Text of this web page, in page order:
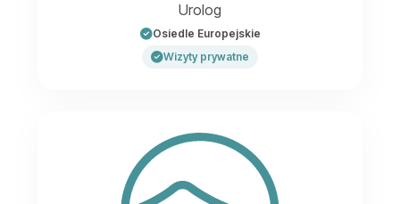
Urolog
Osiedle Europejskie
Wizyty prywatne